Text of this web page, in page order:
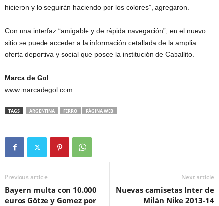
hicieron y lo seguirán haciendo por los colores”, agregaron.
Con una interfaz “amigable y de rápida navegación”, en el nuevo
sitio se puede acceder a la información detallada de la amplia
oferta deportiva y social que posee la institución de Caballito.
Marca de Gol
www.marcadegol.com
TAGS ARGENTINA FERRO PÁGINA WEB
Previous article
Bayern multa con 10.000
euros Götze y Gomez por
Next article
Nuevas camisetas Inter de
Milán Nike 2013-14